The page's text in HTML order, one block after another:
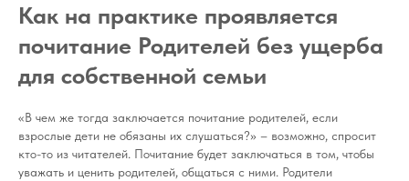
Как на практике проявляется
почитание Родителей без ущерба
для собственной семьи
«В чем же тогда заключается почитание родителей, если
взрослые дети не обязаны их слушаться?» – возможно, спросит
кто-то из читателей. Почитание будет заключаться в том, чтобы
уважать и ценить родителей, общаться с ними. Родители